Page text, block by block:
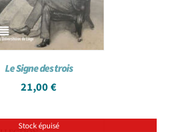
Le Signe des trois
21,00 €
Stock épuisé